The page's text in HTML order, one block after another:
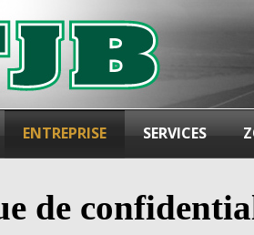
ENTREPRISE SERVICES
de